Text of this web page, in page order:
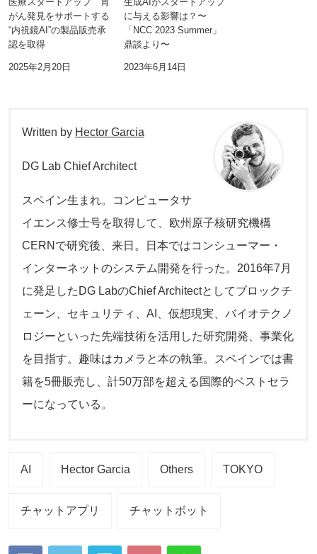
がん発見をサポートする
“内視鏡AI”の製品販売承
認を取得
2025年2月20日
に与える影響は？〜
「NCC 2023 Summer」
鼎談より〜
2023年6月14日
Written by Hector Garcia
DG Lab Chief Architect
スペイン生まれ。コンピュータサ
イエンス修士号を取得して、欧州原子核研究機構
CERNで研究後、来日。日本ではコンシューマー・
インターネットのシステム開発を行った。2016年7月
に発足したDG LabのChief Architectとしてブロックチ
ェーン、セキュリティ、AI、仮想現実、バイオテクノ
ロジーといった先端技術を活用した研究開発、事業化
を目指す。趣味はカメラと本の執筆。スペインでは書
籍を5冊販売し、計50万部を超える国際的ベストセラ
ーになっている。
AI Hector Garcia Others TOKYO
チャットアプリ チャットボット